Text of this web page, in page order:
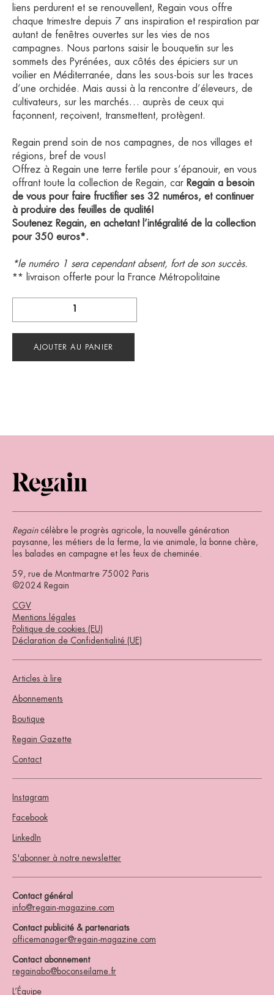
liens perdurent et se renouvellent, Regain vous offre
chaque trimestre depuis 7 ans inspiration et respiration par
autant de fenêtres ouvertes sur les vies de nos
campagnes. Nous partons saisir le bouquetin sur les
sommets des Pyrénées, aux côtés des épiciers sur un
voilier en Méditerranée, dans les sous-bois sur les traces
d’une orchidée. Mais aussi à la rencontre d’éleveurs, de
cultivateurs, sur les marchés… auprès de ceux qui
façonnent, reçoivent, transmettent, protègent.
Regain prend soin de nos campagnes, de nos villages et
régions, bref de vous!
Offrez à Regain une terre fertile pour s’épanouir, en vous
offrant toute la collection de Regain, car Regain a besoin
de vous pour faire fructifier ses 32 numéros, et continuer
à produire des feuilles de qualité!
Soutenez Regain, en achetant l’intégralité de la collection
pour 350 euros*.
*le numéro 1 sera cependant absent, fort de son succès.
** livraison offerte pour la France Métropolitaine
REGAIN
AJOUTER AU PANIER
Regaincélèbre le progrès agricole, la nouvelle génération
paysanne, les métiers de la ferme, la vie animale, la bonne chère,
les balades en campagne et les feux de cheminée.
59, rue de Montmartre 75002 Paris
©2024 Regain
CGV
Mentions légales
Politique de cookies (EU)
Déclaration de Confidentialité (UE)
Articles à lire
Abonnements
Boutique
Regain Gazette
Contact
Instagram
Facebook
LinkedIn
S'abonner à notre newsletter
Contact général
info@regain-magazine.com
Contact publicité & partenariats
officemanager@regain-magazine.com
Contact abonnement
regainabo@boconseilame.fr
L’Équipe